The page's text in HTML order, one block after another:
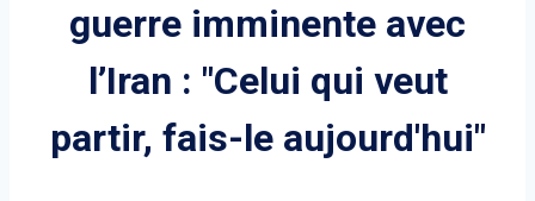
guerre imminente avec
l’Iran : "Celui qui veut
partir, fais-le aujourd'hui"